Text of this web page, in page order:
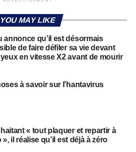
YOU MAY LIKE
annonce qu’il est désormais
de faire défiler sa vie devant
en vitesse X2 avant de mourir
à savoir sur l’hantavirus
« tout plaquer et repartir à
», il réalise qu’il est déjà à zéro